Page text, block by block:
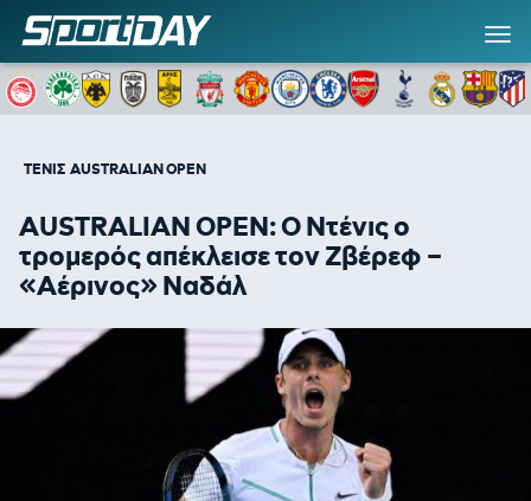
ΤΕΝΙΣ AUSTRALIAN OPEN
AUSTRALIAN OPEN: Ο Ντένις ο
τρομερός απέκλεισε τον Ζβέρεφ –
«Αέρινος» Ναδάλ